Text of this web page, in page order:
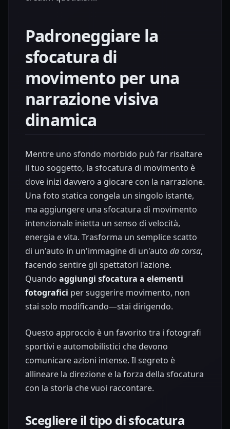
Padroneggiare la
sfocatura di
movimento per una
narrazione visiva
dinamica
Mentre uno sfondo morbido può far risaltare
il tuo soggetto, la sfocatura di movimento è
dove inizi davvero a giocare con la narrazione.
Una foto statica congela un singolo istante,
ma aggiungere una sfocatura di movimento
intenzionale inietta un senso di velocità,
energia e vita. Trasforma un semplice scatto
di un'auto in un'immagine di un'auto da corsa,
facendo sentire gli spettatori l'azione.
Quando aggiungi sfocatura a elementi
fotografici per suggerire movimento, non
stai solo modificando—stai dirigendo.
Questo approccio è un favorito tra i fotografi
sportivi e automobilistici che devono
comunicare azioni intense. Il segreto è
allineare la direzione e la forza della sfocatura
con la storia che vuoi raccontare.
Scegliere il tipo di sfocatura